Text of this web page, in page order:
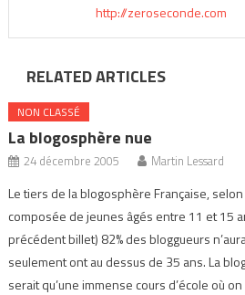
http://zeroseconde.com
RELATED ARTICLES
NON CLASSÉ
La blogosphère nue
24 décembre 2005 Martin Lessard
Le tiers de la blogosphère Française,
composée de jeunes âgés entre 11 et 15
précédent billet) 82% des bloggueurs
seulement ont au dessus de 35 ans. La
serait qu’une immense cours d’école où